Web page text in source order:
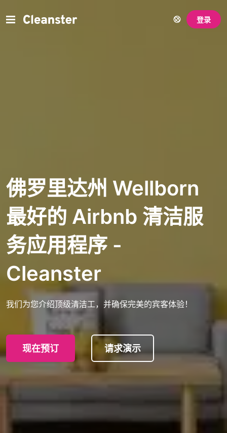
登录
佛罗里达州 Wellborn
最好的 Airbnb 清洁服
务应用程序 -
Cleanster
我们为您介绍顶级清洁工，并确保完美的宾客体验！
现在预订 请求演示